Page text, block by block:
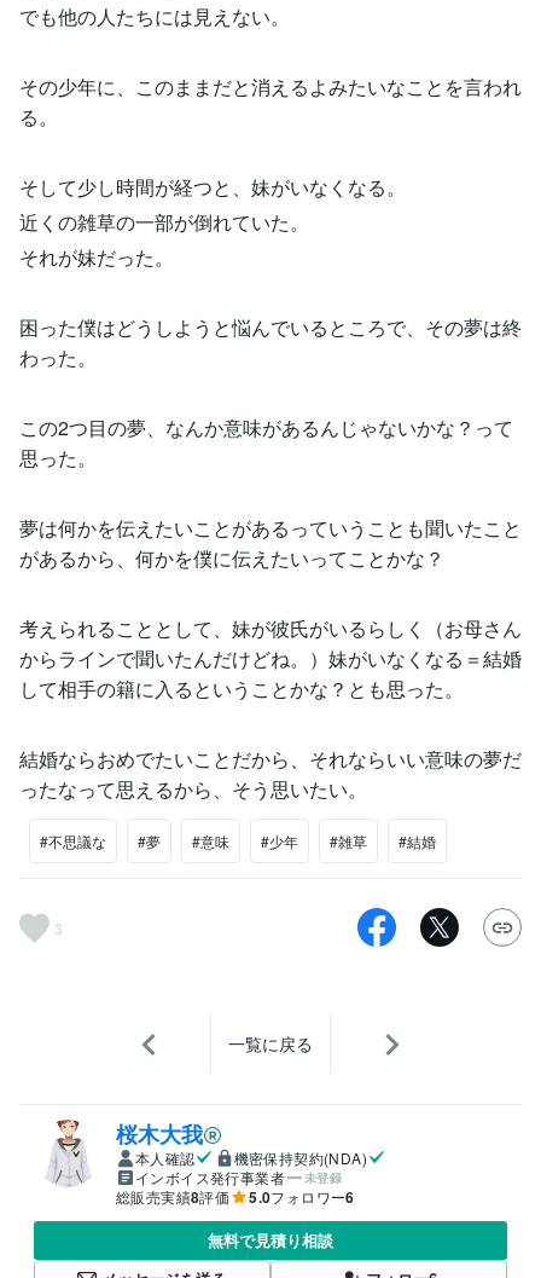
でも他の人たちには見えない。
その少年に、このままだと消えるよみたいなことを言われ
る。
そして少し時間が経つと、妹がいなくなる。
近くの雑草の一部が倒れていた。
それが妹だった。
困った僕はどうしようと悩んでいるところで、その夢は終
わった。
この2つ目の夢、なんか意味があるんじゃないかな？って
思った。
夢は何かを伝えたいことがあるっていうことも聞いたこと
があるから、何かを僕に伝えたいってことかな？
考えられることとして、妹が彼氏がいるらしく（お母さん
からラインで聞いたんだけどね。）妹がいなくなる＝結婚
して相手の籍に入るということかな？とも思った。
結婚ならおめでたいことだから、それならいい意味の夢だ
ったなって思えるから、そう思いたい。
#不思議な #夢 #意味 #少年 #雑草 #結婚
3
一覧に戻る
桜木大我
本人確認
機密保持契約(NDA)
インボイス発行事業者
未登録
総販売実績8評価 5.0フォロワー6
無料で見積り相談